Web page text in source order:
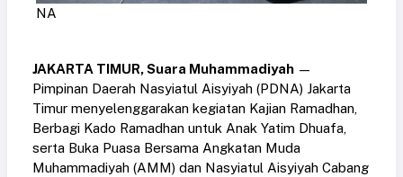
NA
JAKARTA TIMUR, Suara Muhammadiyah —
Pimpinan Daerah Nasyiatul Aisyiyah (PDNA) Jakarta
Timur menyelenggarakan kegiatan Kajian Ramadhan,
Berbagi Kado Ramadhan untuk Anak Yatim Dhuafa,
serta Buka Puasa Bersama Angkatan Muda
Muhammadiyah (AMM) dan Nasyiatul Aisyiyah Cabang